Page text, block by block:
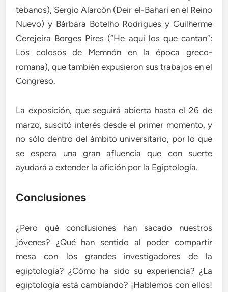
tebanos), Sergio Alarcón (Deir el-Bahari en el Reino
Nuevo) y Bárbara Botelho Rodrigues y Guilherme
Cerejeira Borges Pires (“He aquí los que cantan”:
Los colosos de Memnón en la época greco-
romana), que también expusieron sus trabajos en el
Congreso.
La exposición, que seguirá abierta hasta el 26 de
marzo, suscitó interés desde el primer momento, y
no sólo dentro del ámbito universitario, por lo que
se espera una gran afluencia que con suerte
ayudará a extender la afición por la Egiptología.
Conclusiones
¿Pero qué conclusiones han sacado nuestros
jóvenes? ¿Qué han sentido al poder compartir
mesa con los grandes investigadores de la
egiptología? ¿Cómo ha sido su experiencia? ¿La
egiptología está cambiando? ¡Hablemos con ellos!